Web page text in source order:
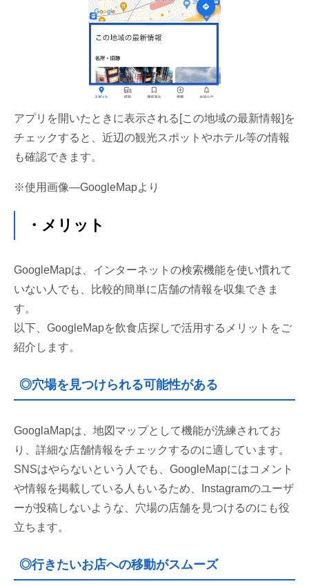
アプリを開いたときに表示される[この地域の最新情報]を
チェックすると、近辺の観光スポットやホテル等の情報
も確認できます。
※使用画像―GoogleMapより
・メリット
GoogleMapは、インターネットの検索機能を使い慣れて
いない人でも、比較的簡単に店舗の情報を収集できま
す。
以下、GoogleMapを飲食店探しで活用するメリットをご
紹介します。
◎穴場を見つけられる可能性がある
GooglaMapは、地図マップとして機能が洗練されてお
り、詳細な店舗情報をチェックするのに適しています。
SNSはやらないという人でも、GoogleMapにはコメント
や情報を掲載している人もいるため、Instagramのユーザ
ーが投稿しないような、穴場の店舗を見つけるのにも役
立ちます。
◎行きたいお店への移動がスムーズ